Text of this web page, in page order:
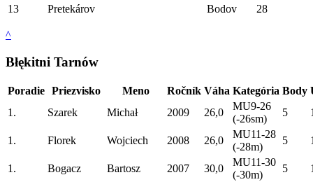
13
Pretekárov Bodov 28
^
Błękitni Tarnów
Poradie Priezvisko Meno Ročník Váha Kategória Body
1.
Szarek Michał 2009 26,0
MU9-26
(-26sm)
5
1. Florek Wojciech 2008 26,0
MU11-28
(-28m)
5
1. Bogacz Bartosz 2007 30,0
MU11-30
(-30m)
5